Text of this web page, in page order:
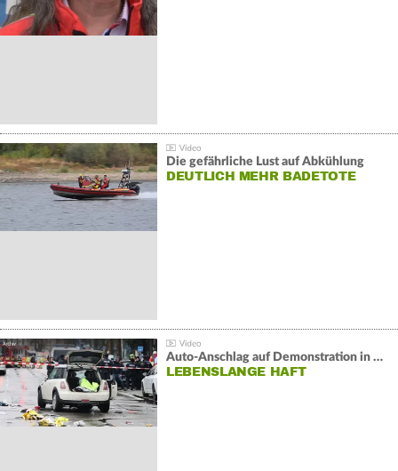
Die gefährliche Lust auf Abkühlung
DEUTLICH MEHR BADETOTE
Auto-Anschlag auf Demonstration in München:
LEBENSLANGE HAFT